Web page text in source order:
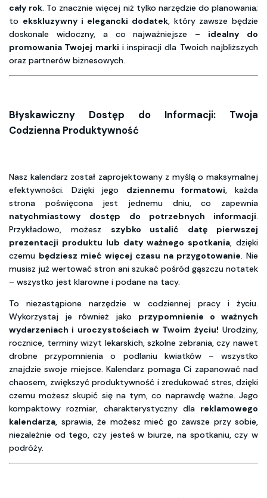
cały rok . To znacznie więcej niż tylko narzędzie do planowania;
to ekskluzywny i elegancki dodatek, który zawsze będzie
doskonale widoczny, a co najważniejsze – idealny do
promowania Twojej marki i inspiracji dla Twoich najbliższych
oraz partnerów biznesowych.
Błyskawiczny Dostęp do Informacji: Twoja
Codzienna Produktywność
Nasz kalendarz został zaprojektowany z myślą o maksymalnej
efektywności. Dzięki jego dziennemu formatowi, każda
strona poświęcona jest jednemu dniu, co zapewnia
natychmiastowy dostęp do potrzebnych informacji.
Przykładowo, możesz szybko ustalić datę pierwszej
prezentacji produktu lub daty ważnego spotkania, dzięki
czemu będziesz mieć więcej czasu na przygotowanie. Nie
musisz już wertować stron ani szukać pośród gąszczu notatek
– wszystko jest klarowne i podane na tacy.
To niezastąpione narzędzie w codziennej pracy i życiu.
Wykorzystaj je również jako przypomnienie o ważnych
wydarzeniach i uroczystościach w Twoim życiu! Urodziny,
rocznice, terminy wizyt lekarskich, szkolne zebrania, czy nawet
drobne przypomnienia o podlaniu kwiatków – wszystko
znajdzie swoje miejsce. Kalendarz pomaga Ci zapanować nad
chaosem, zwiększyć produktywność i zredukować stres, dzięki
czemu możesz skupić się na tym, co naprawdę ważne. Jego
kompaktowy rozmiar, charakterystyczny dla reklamowego
kalendarza, sprawia, że możesz mieć go zawsze przy sobie,
niezależnie od tego, czy jesteś w biurze, na spotkaniu, czy w
podróży.